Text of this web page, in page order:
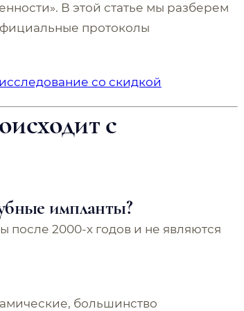
В этой статье мы разберем
протоколы
со скидкой
с
импланты?
после 2000-х годов и не являются
большинство